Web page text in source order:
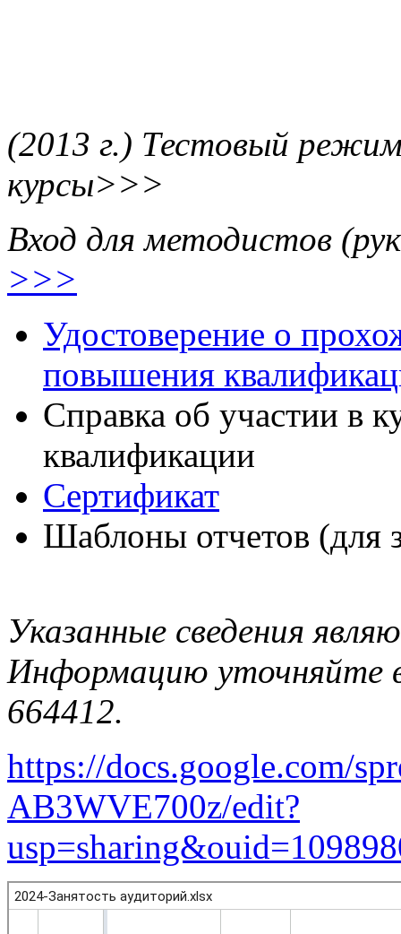
(2013 г.) Тестовый
курсы>>>
Вход для методистов
>>>
Удостоверение о
повышения
Справка об участии в
квалификации
Сертификат
Шаблоны отчетов (для
Указанные сведения
Информацию уточняйте
664412.
https://docs.google.com/
AB3WVE700z/edit?